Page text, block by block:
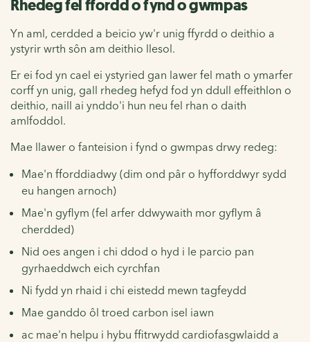
Rhedeg fel ffordd o fynd o gwmpas
Yn aml, cerdded a beicio yw'r unig ffyrdd o deithio a
ystyrir wrth sôn am deithio llesol.
Er ei fod yn cael ei ystyried gan lawer fel math o ymarfer
corff yn unig, gall rhedeg hefyd fod yn ddull effeithlon o
deithio, naill ai ynddo'i hun neu fel rhan o daith
amlfoddol.
Mae llawer o fanteision i fynd o gwmpas drwy redeg:
Mae'n fforddiadwy (dim ond pâr o hyfforddwyr sydd
eu hangen arnoch)
Mae'n gyflym (fel arfer ddwywaith mor gyflym â
cherdded)
Nid oes angen i chi ddod o hyd i le parcio pan
gyrhaeddwch eich cyrchfan
Ni fydd yn rhaid i chi eistedd mewn tagfeydd
Mae ganddo ôl troed carbon isel iawn
ac mae'n helpu i hybu ffitrwydd cardiofasgwlaidd a